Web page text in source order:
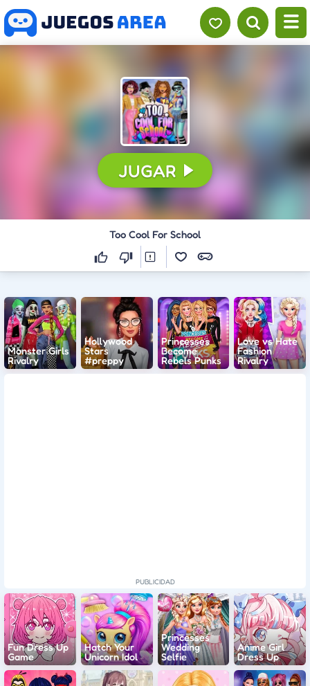
JUGAR
CONTINUAR
Too Cool For School
Monster Girls
Rivalry
Hollywood
Stars
#preppy
Princesses
Become
Rebels Punks
Love vs Hate
Fashion
Rivalry
Fun Dress Up
Game
Hatch Your
Unicorn Idol
Princesses
Wedding
Selfie
Anime Girl
Dress Up